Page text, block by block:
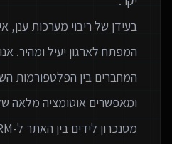
בעידן של ריבוי מערכות ענן,
המפתח לארגון יעיל ומהיר.
המחברים בין הפלטפורמות
ומאפשרים אוטומציה מלאה